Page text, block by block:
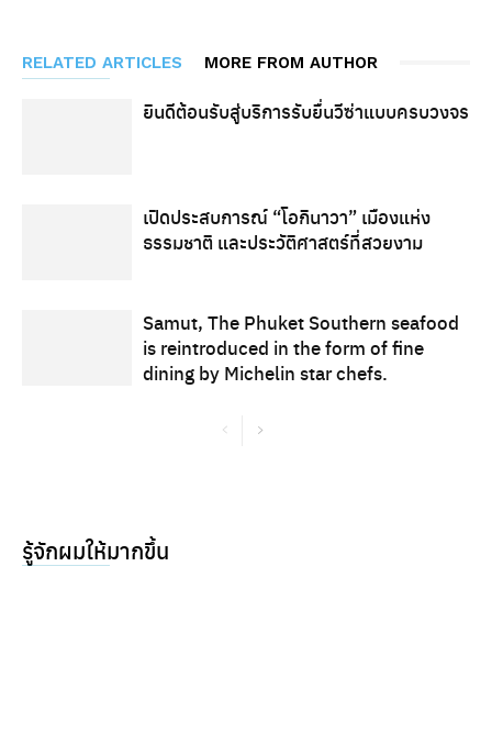
RELATED ARTICLES MORE FROM AUTHOR
ยินดีต้อนรับสู่บริการรับยื่นวีซ่าแบบครบวงจร
เปิดประสบการณ์ “โอกินาวา” เมืองแห่ง
ธรรมชาติ และประวัติศาสตร์ที่สวยงาม
Samut, The Phuket Southern seafood
is reintroduced in the form of fine
dining by Michelin star chefs.
รู้จักผมให้มากขึ้น